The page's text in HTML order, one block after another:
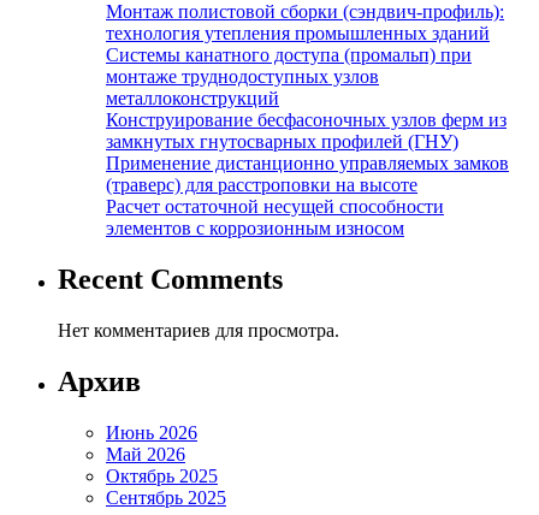
Монтаж полистовой сборки (сэндвич-профиль):
технология утепления промышленных зданий
Системы канатного доступа (промальп) при
монтаже труднодоступных узлов
металлоконструкций
Конструирование бесфасоночных узлов ферм из
замкнутых гнутосварных профилей (ГНУ)
Применение дистанционно управляемых замков
(траверс) для расстроповки на высоте
Расчет остаточной несущей способности
элементов с коррозионным износом
Recent Comments
Нет комментариев для просмотра.
Архив
Июнь 2026
Май 2026
Октябрь 2025
Сентябрь 2025